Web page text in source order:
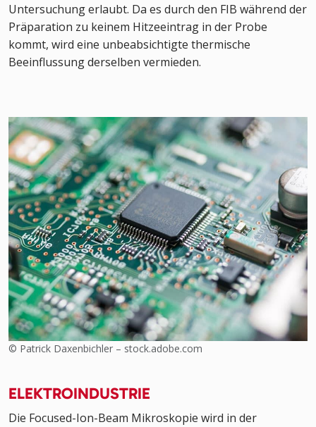
Untersuchung erlaubt. Da es durch den FIB während der
Präparation zu keinem Hitzeeintrag in der Probe
kommt, wird eine unbeabsichtigte thermische
Beeinflussung derselben vermieden.
© Patrick Daxenbichler – stock.adobe.com
ELEKTROINDUSTRIE
Die Focused-Ion-Beam Mikroskopie wird in der